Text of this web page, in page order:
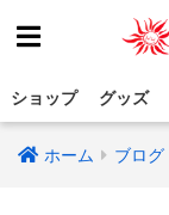
ショップ グッズ
ホーム ブログ